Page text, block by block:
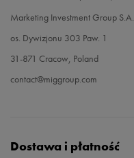
Marketing Investment Group S.A.
os. Dywizjonu 303 Paw. 1
31-871 Cracow, Poland
contact@miggroup.com
Dostawa i płatność